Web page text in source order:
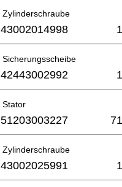
Zylinderschraube
43002014998
Sicherungsscheibe
42443002992
Stator
51203003227
Zylinderschraube
43002025991